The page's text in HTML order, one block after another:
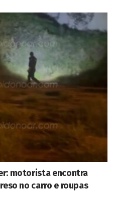
motorista encontra
no carro e roupas